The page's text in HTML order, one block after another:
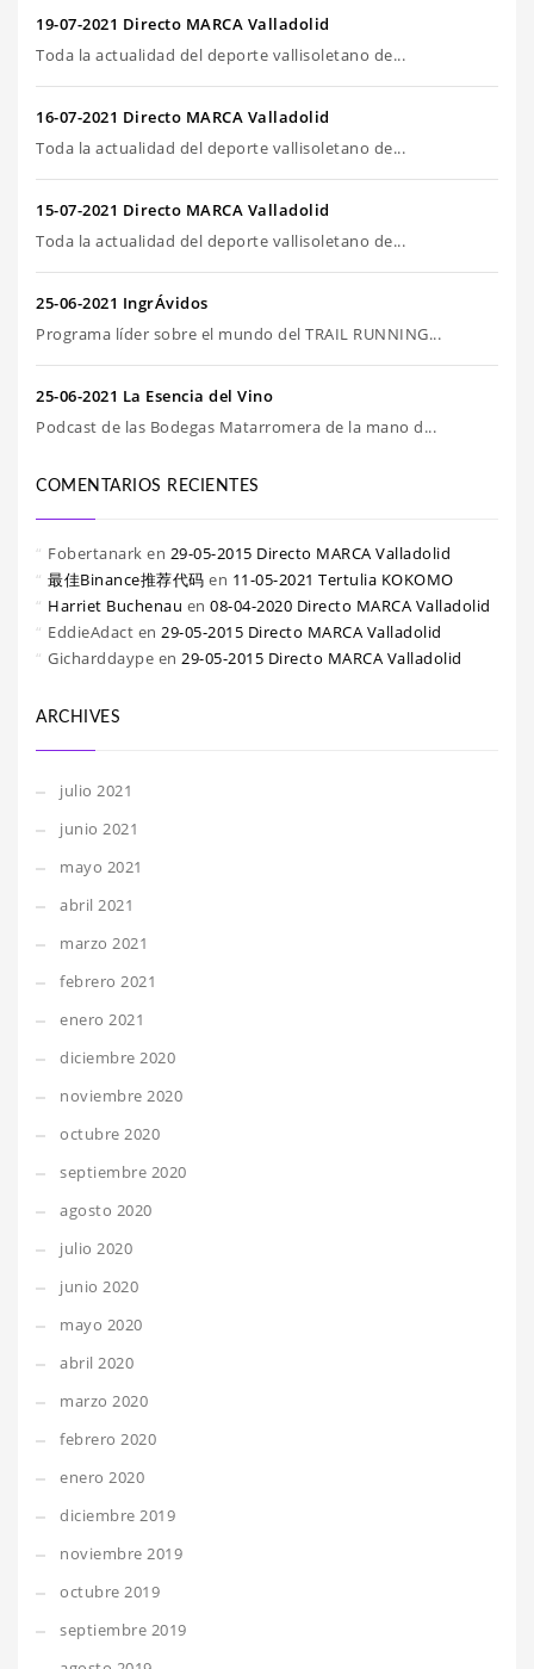
19-07-2021 Directo MARCA Valladolid
Toda la actualidad del deporte vallisoletano de...
16-07-2021 Directo MARCA Valladolid
Toda la actualidad del deporte vallisoletano de...
15-07-2021 Directo MARCA Valladolid
Toda la actualidad del deporte vallisoletano de...
25-06-2021 IngrÁvidos
Programa líder sobre el mundo del TRAIL RUNNING...
25-06-2021 La Esencia del Vino
Podcast de las Bodegas Matarromera de la mano d...
COMENTARIOS RECIENTES
Fobertanark en 29-05-2015 Directo MARCA Valladolid
最佳Binance推荐代码 en 11-05-2021 Tertulia KOKOMO
Harriet Buchenau en 08-04-2020 Directo MARCA Valladolid
EddieAdact en 29-05-2015 Directo MARCA Valladolid
Gicharddaype en 29-05-2015 Directo MARCA Valladolid
ARCHIVES
julio 2021
junio 2021
mayo 2021
abril 2021
marzo 2021
febrero 2021
enero 2021
diciembre 2020
noviembre 2020
octubre 2020
septiembre 2020
agosto 2020
julio 2020
junio 2020
mayo 2020
abril 2020
marzo 2020
febrero 2020
enero 2020
diciembre 2019
noviembre 2019
octubre 2019
septiembre 2019